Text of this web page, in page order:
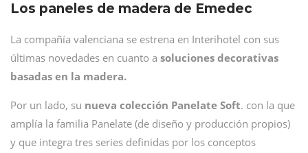
Los paneles de madera de Emedec
La compañía valenciana se estrena en Interihotel con sus
últimas novedades en cuanto a soluciones decorativas
basadas en la madera.
Por un lado, su nueva colección Panelate Soft. con la que
amplía la familia Panelate (de diseño y producción propios)
y que integra tres series definidas por los conceptos